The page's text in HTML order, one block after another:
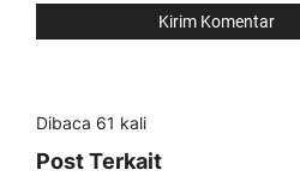
Dibaca 61 kali
Post Terkait